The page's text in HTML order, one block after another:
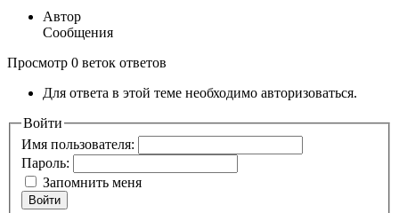
Автор
Сообщения
Просмотр 0 веток ответов
Для ответа в этой теме необходимо авторизоваться.
Войти
Имя пользователя:
Пароль:
Запомнить меня
Войти